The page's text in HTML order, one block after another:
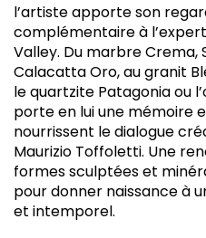
l’artiste apporte son
complémentaire à
Valley. Du marbre Crema,
Calacatta Oro, au granit
le quartzite Patagonia ou
porte en lui une mémoire
nourrissent le dialogue
Maurizio Toffoletti. Une
formes sculptées et
pour donner naissance à
et intemporel.